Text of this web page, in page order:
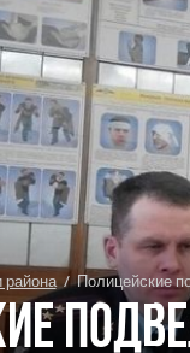
района / Полицейские